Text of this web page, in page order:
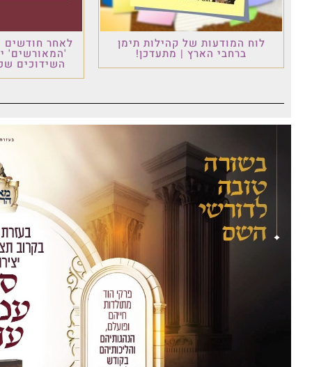
לוח המודעות של קהילות תימן
ברחבי הארץ | מתעדכן!
לאחר חודשים
'המאורשים'
השידוכים